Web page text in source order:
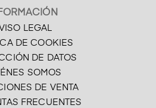
LEGAL
DE COOKIES
DE DATOS
SOMOS
DE VENTA
FRECUENTES